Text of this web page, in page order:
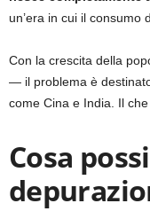
un’era in cui il
Con la crescita della
— il problema è
come Cina e India. Il
Cosa